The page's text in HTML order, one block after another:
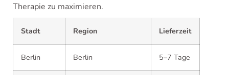
Therapie zu maximieren.
Stadt Region Lieferzeit
Berlin Berlin 5–7 Tage